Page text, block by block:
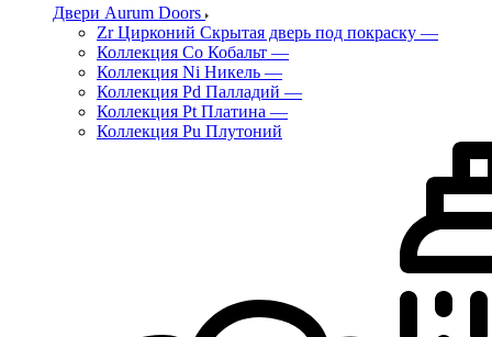
Двери Aurum Doors
Zr Цирконий Скрытая дверь под покраску —
Коллекция Co Кобальт —
Коллекция Ni Никель —
Коллекция Pd Палладий —
Коллекция Pt Платина —
Коллекция Pu Плутоний